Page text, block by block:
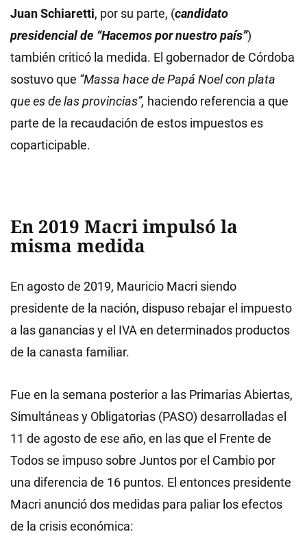
Juan Schiaretti, por su parte, (candidato
presidencial de “Hacemos por nuestro país”)
también criticó la medida. El gobernador de Córdoba
sostuvo que “Massa hace de Papá Noel con plata
que es de las provincias”, haciendo referencia a que
parte de la recaudación de estos impuestos es
coparticipable.
En 2019 Macri impulsó la
misma medida
En agosto de 2019, Mauricio Macri siendo
presidente de la nación, dispuso rebajar el impuesto
a las ganancias y el IVA en determinados productos
de la canasta familiar.
Fue en la semana posterior a las Primarias Abiertas,
Simultáneas y Obligatorias (PASO) desarrolladas el
11 de agosto de ese año, en las que el Frente de
Todos se impuso sobre Juntos por el Cambio por
una diferencia de 16 puntos. El entonces presidente
Macri anunció dos medidas para paliar los efectos
de la crisis económica: